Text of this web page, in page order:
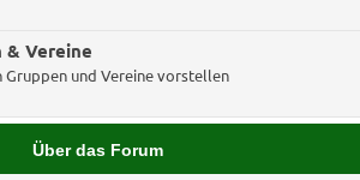
& Vereine
Gruppen und Vereine vorstellen
Über das Forum